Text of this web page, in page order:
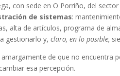
con sede en O Porriño, del
de sistemas:
alta de artículos, programa de
gestionarlo y,claro, en lo posible,
de que no encuentra
esa percepción.